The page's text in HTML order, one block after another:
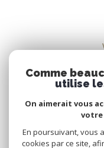
Comme
utilise
On aimerait vous
votre
En poursuivant, vous
cookies par ce site,